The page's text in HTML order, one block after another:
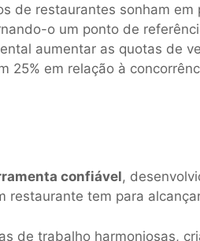
de restaurantes sonham
o um ponto de
aumentar as quotas de
25% em relação à
confiável,
restaurante tem para
de trabalho harmoniosas,